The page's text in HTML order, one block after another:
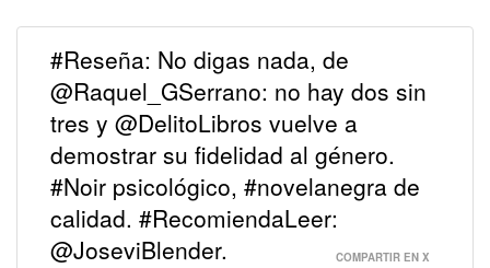
#Reseña: No digas nada, de
@Raquel_GSerrano: no hay dos sin
tres y @DelitoLibros vuelve a
demostrar su fidelidad al género.
#Noir psicológico, #novelanegra de
calidad. #RecomiendaLeer:
@JoseviBlender.
COMPARTIR EN X